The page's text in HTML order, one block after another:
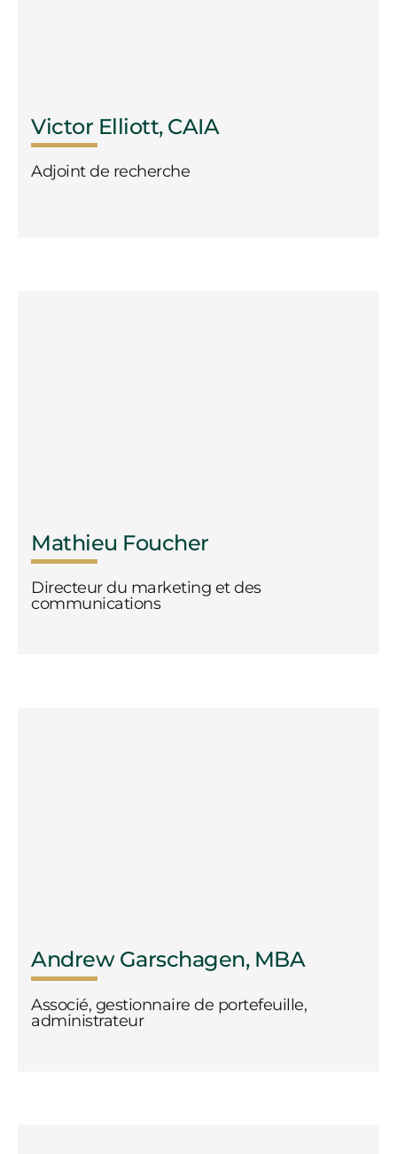
Victor Elliott, CAIA
Adjoint de recherche
Mathieu Foucher
Directeur du marketing et des
communications
Andrew Garschagen, MBA
Associé, gestionnaire de portefeuille,
administrateur